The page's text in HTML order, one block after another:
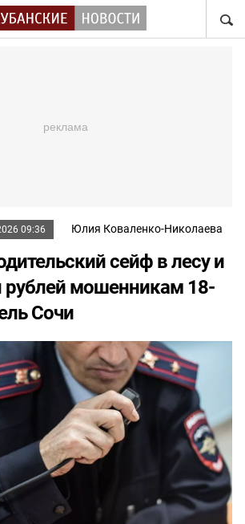
09:36 Юлия Коваленко-Николаева
сейф в лесу и
рублей мошенникам 18-
Сочи